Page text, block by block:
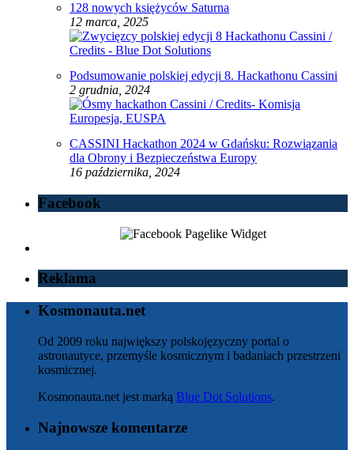
128 nowych księżyców Saturna
12 marca, 2025
Podsumowanie polskiej edycji 8. Hackathonu Cassini
2 grudnia, 2024
CASSINI Hackathon 2024 w Gdańsku: Rozwiązania
dla Obrony i Bezpieczeństwa Europy
16 października, 2024
Facebook
Reklama
Kosmonauta.net
Od 2009 roku największy polskojęzyczny portal o
astronautyce, przemyśle kosmicznym i badaniach przestrzeni
kosmicznej.
Kosmonauta.net jest marką Blue Dot Solutions.
Najnowsze komentarze